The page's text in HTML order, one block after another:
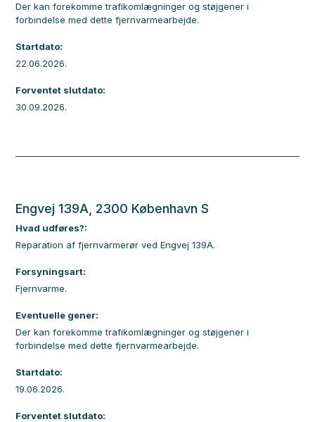
Der kan forekomme trafikomlægninger og støjgener i
forbindelse med dette fjernvarmearbejde.
Startdato:
22.06.2026.
Forventet slutdato:
30.09.2026.
Engvej 139A, 2300 København S
Hvad udføres?:
Reparation af fjernvarmerør ved Engvej 139A.
Forsyningsart:
Fjernvarme.
Eventuelle gener:
Der kan forekomme trafikomlægninger og støjgener i
forbindelse med dette fjernvarmearbejde.
Startdato:
19.06.2026.
Forventet slutdato: